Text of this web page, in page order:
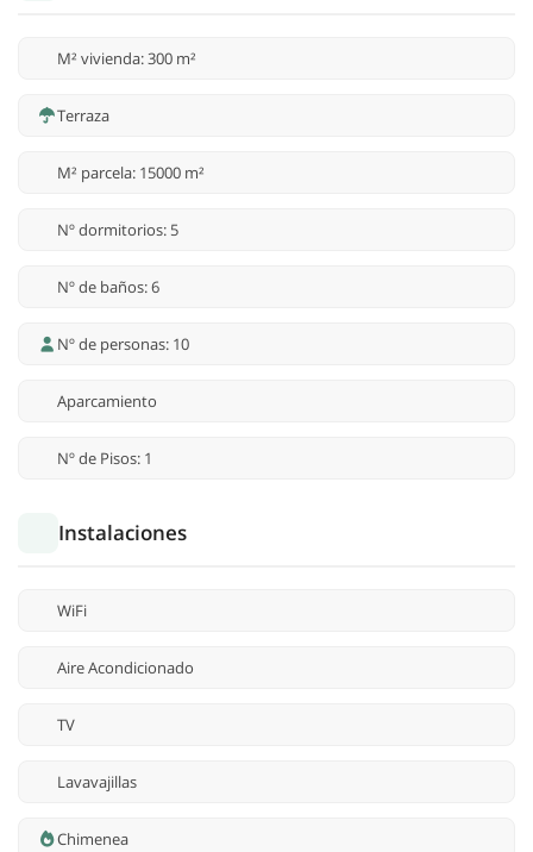
M² vivienda: 300 m²
Terraza
M² parcela: 15000 m²
Nº dormitorios: 5
Nº de baños: 6
Nº de personas: 10
Aparcamiento
Nº de Pisos: 1
Instalaciones
WiFi
Aire Acondicionado
TV
Lavavajillas
Chimenea